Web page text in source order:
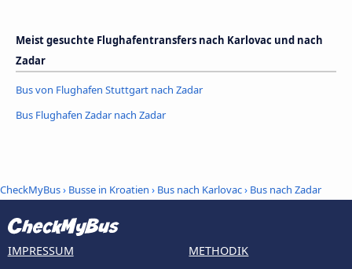
Meist gesuchte Flughafentransfers nach Karlovac und nach
Zadar
Bus von Flughafen Stuttgart nach Zadar
Bus Flughafen Zadar nach Zadar
CheckMyBus› Busse in Kroatien › Bus nach Karlovac› Bus nach Zadar
IMPRESSUM
METHODIK